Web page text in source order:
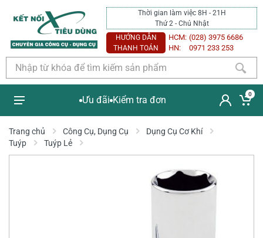
Thời gian làm việc 8H - 21H
Thứ 2 - Chủ Nhật
HƯỚNG DẪN
THANH TOÁN
HCM: (028) 3975 6686
HN:
0971 233 253
Ưu đãi Kiểm tra đơn
0
Trang chủ Công Cụ, Dụng Cụ
Dụng Cụ Cơ Khí
Tuýp
Tuýp Lẻ